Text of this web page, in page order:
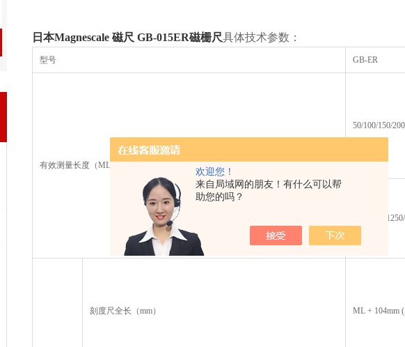
欢迎您！
来自局域网的朋友！有什么可以帮
助您的吗？
日本Magnescale 磁尺 GB-015ER磁栅尺具体技术参数：
型号 GB-ER
有效测量长度（ML:mm）
50/100/150/
950/1050/
刻度尺全长（mm） ML + 104mm